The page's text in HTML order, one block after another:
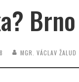
MGR. VÁCLAV ŽALUD